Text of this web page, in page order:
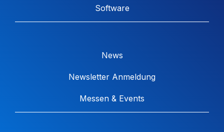
Software
News
Newsletter Anmeldung
Messen & Events